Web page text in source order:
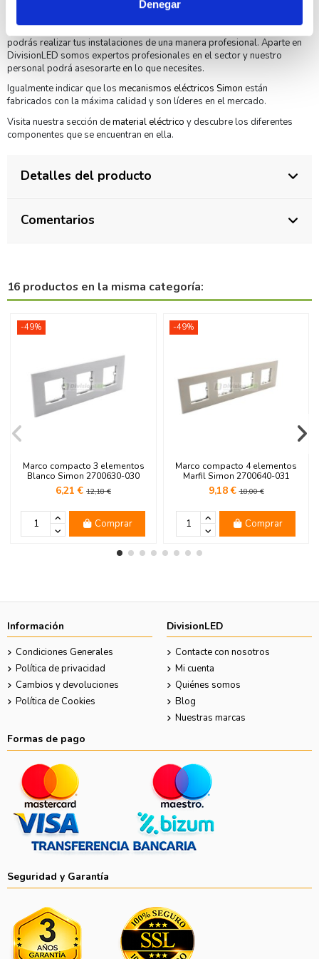
Denegar
Por otro lado, tenemos todo tipo de adaptadores, clavijas o bases
complementario a este producto. Con el Pulsador Simon 27150-62
podrás realizar tus instalaciones de una manera profesional. Aparte en
DivisionLED somos expertos profesionales en el sector y nuestro
personal podrá asesorarte en lo que necesites.
Igualmente indicar que los mecanismos eléctricos Simon están
fabricados con la máxima calidad y son líderes en el mercado.
Visita nuestra sección dematerial eléctrico y descubre los diferentes
componentes que se encuentran en ella.
Detalles del producto
Comentarios
16 productos en la misma categoría:
-49%
Marco compacto 3 elementos
Blanco Simon 2700630-030
6,21 € 12,18 €
Comprar
-49%
Marco compacto 4 elementos
Marfil Simon 2700640-031
9,18 €18,00 €
Comprar
Información
Condiciones Generales
Política de privacidad
Cambios y devoluciones
Política de Cookies
DivisionLED
Contacte con nosotros
Mi cuenta
Quiénes somos
Blog
Nuestras marcas
Formas de pago
Seguridad y Garantía